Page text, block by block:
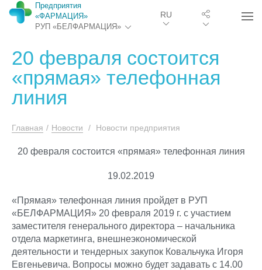
Предприятия
«ФАРМАЦИЯ»
РУП «БЕЛФАРМАЦИЯ»
RU
20 февраля состоится
«прямая» телефонная
линия
Главная / Новости / Новости предприятия
20 февраля состоится «прямая» телефонная линия
19.02.2019
«Прямая» телефонная линия пройдет в РУП
«БЕЛФАРМАЦИЯ» 20 февраля 2019 г. с участием
заместителя генерального директора – начальника
отдела маркетинга, внешнеэкономической
деятельности и тендерных закупок Ковальчука Игоря
Евгеньевича. Вопросы можно будет задавать с 14.00